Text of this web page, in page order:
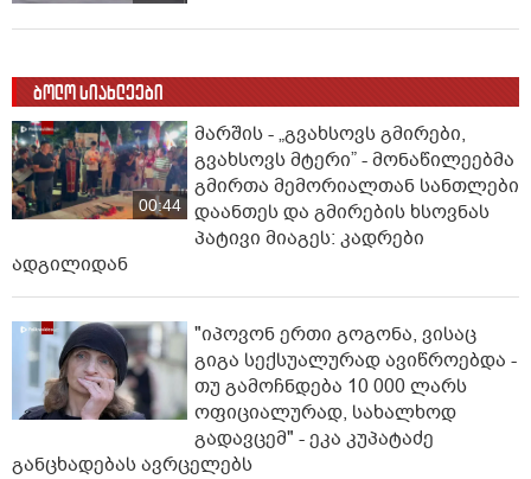
ბოლო სიახლეები
00:44
მარშის - „გვახსოვს გმირები,
გვახსოვს მტერი” - მონაწილეებმა
გმირთა მემორიალთან სანთლები
დაანთეს და გმირების ხსოვნას
პატივი მიაგეს: კადრები
ადგილიდან
"იპოვონ ერთი გოგონა, ვისაც
გიგა სექსუალურად ავიწროებდა -
თუ გამოჩნდება 10 000 ლარს
ოფიციალურად, სახალხოდ
გადავცემ" - ეკა კუპატაძე
განცხადებას ავრცელებს